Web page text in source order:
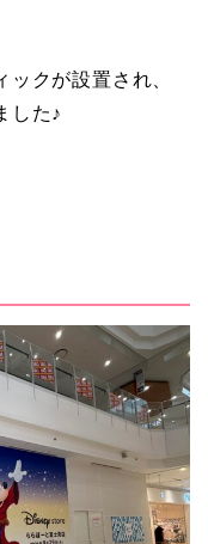
クが設置され、
した♪